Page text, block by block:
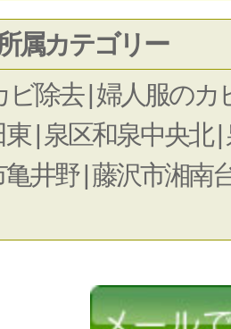
属カテゴリー
ビ除去 | 婦人服のカ
| 泉区和泉中央北
井野 | 藤沢市湘南